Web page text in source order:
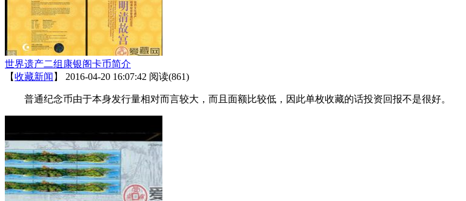
世界遗产二组康银阁卡币简介
【收藏新闻 】 2016-04-20 16:07:42 阅读(861)
普通纪念币由于本身发行量相对而言较大，而且面额比较低，因此单枚收藏的话投资回报不是很好。